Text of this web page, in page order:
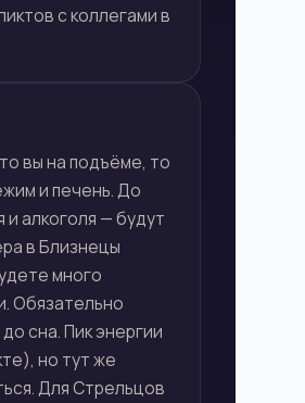
с коллегами в
вы на подъёме, то
и печень. До
алкоголя — будут
в Близнецы
много
Обязательно
сна. Пик энергии
но тут же
Для Стрельцов